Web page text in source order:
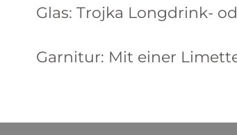
Glas: Trojka Longdrink-
Garnitur: Mit einer